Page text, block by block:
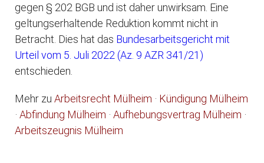
gegen § 202 BGB und ist daher unwirksam. Eine
geltungserhaltende Reduktion kommt nicht in
Betracht. Dies hat das Bundesarbeitsgericht mit
Urteil vom 5. Juli 2022 (Az. 9 AZR 341/21)
entschieden.
Mehr zu Arbeitsrecht Mülheim · Kündigung Mülheim
· Abfindung Mülheim · Aufhebungsvertrag Mülheim ·
Arbeitszeugnis Mülheim